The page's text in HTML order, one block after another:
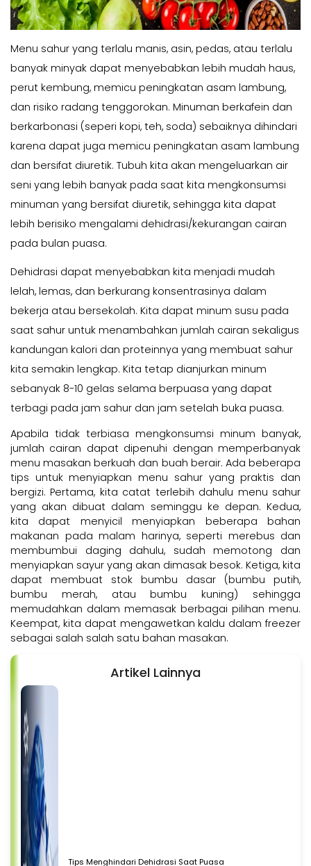
Menu sahur yang terlalu manis, asin, pedas, atau terlalu
banyak minyak dapat menyebabkan lebih mudah haus,
perut kembung, memicu peningkatan asam lambung,
dan risiko radang tenggorokan. Minuman berkafein dan
berkarbonasi (seperi kopi, teh, soda) sebaiknya dihindari
karena dapat juga memicu peningkatan asam lambung
dan bersifat diuretik. Tubuh kita akan mengeluarkan air
seni yang lebih banyak pada saat kita mengkonsumsi
minuman yang bersifat diuretik, sehingga kita dapat
lebih berisiko mengalami dehidrasi/kekurangan cairan
pada bulan puasa.
Dehidrasi dapat menyebabkan kita menjadi mudah
lelah, lemas, dan berkurang konsentrasinya dalam
bekerja atau bersekolah. Kita dapat minum susu pada
saat sahur untuk menambahkan jumlah cairan sekaligus
kandungan kalori dan proteinnya yang membuat sahur
kita semakin lengkap. Kita tetap dianjurkan minum
sebanyak 8-10 gelas selama berpuasa yang dapat
terbagi pada jam sahur dan jam setelah buka puasa.
Apabila tidak terbiasa mengkonsumsi minum banyak,
jumlah cairan dapat dipenuhi dengan memperbanyak
menu masakan berkuah dan buah berair. Ada beberapa
tips untuk menyiapkan menu sahur yang praktis dan
bergizi. Pertama, kita catat terlebih dahulu menu sahur
yang akan dibuat dalam seminggu ke depan. Kedua,
kita dapat menyicil menyiapkan beberapa bahan
makanan pada malam harinya, seperti merebus dan
membumbui daging dahulu, sudah memotong dan
menyiapkan sayur yang akan dimasak besok. Ketiga, kita
dapat membuat stok bumbu dasar (bumbu putih,
bumbu merah, atau bumbu kuning) sehingga
memudahkan dalam memasak berbagai pilihan menu.
Keempat, kita dapat mengawetkan kaldu dalam freezer
sebagai salah salah satu bahan masakan.
Artikel Lainnya
Tips Menghindari Dehidrasi Saat Puasa